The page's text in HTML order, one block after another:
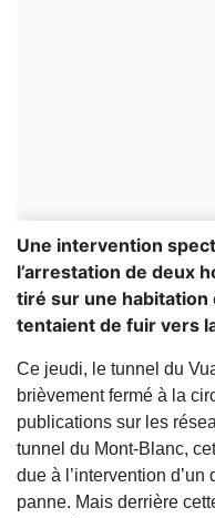
Une intervention
l’arrestation de deux
tiré sur une habitation
tentaient de fuir vers
Ce jeudi, le tunnel du
brièvement fermé à la
publications sur les
tunnel du Mont-Blanc,
due à l’intervention
panne. Mais derrière